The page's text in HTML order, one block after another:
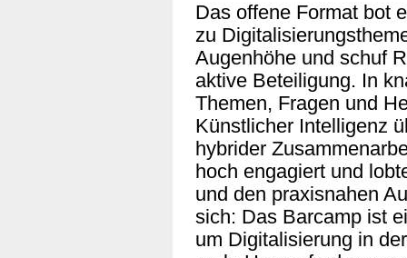
Das offene Format bot
zu
Augenhöhe und schuf
aktive Beteiligung. In
Themen, Fragen und
Künstlicher Intelligenz
hybrider
hoch engagiert und
und den praxisnahen
sich: Das Barcamp ist
um Digitalisierung in